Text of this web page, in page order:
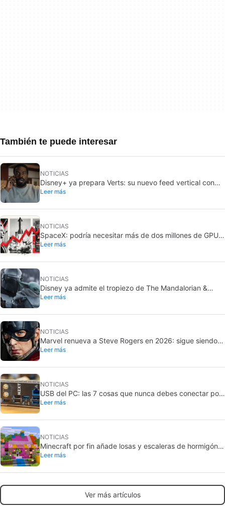
También te puede interesar
NOTICIAS
Disney+ ya prepara Verts: su nuevo feed vertical con
TikTok
Leer más
NOTICIAS
SpaceX: podría necesitar más de dos millones de GPU
Rubin de Nvidia
Leer más
NOTICIAS
Disney ya admite el tropiezo de The Mandalorian &
Grogu: no cumplió en taquilla
Leer más
NOTICIAS
Marvel renueva a Steve Rogers en 2026: sigue siendo
Capitán América
Leer más
NOTICIAS
USB del PC: las 7 cosas que nunca debes conectar por
seguridad
Leer más
NOTICIAS
Minecraft por fin añade losas y escaleras de hormigón:
ya están en pruebas
Leer más
Ver más artículos